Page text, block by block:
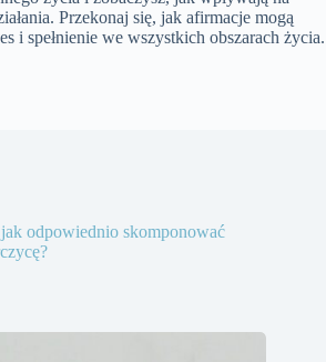
Przekonaj się, jak afirmacje mogą
i spełnienie we wszystkich obszarach życia.
odpowiednio skomponować